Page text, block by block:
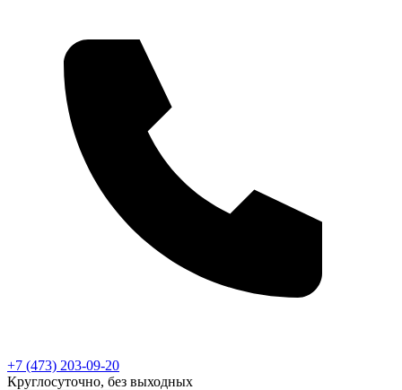
+7 (473) 203-09-20
Круглосуточно, без выходных